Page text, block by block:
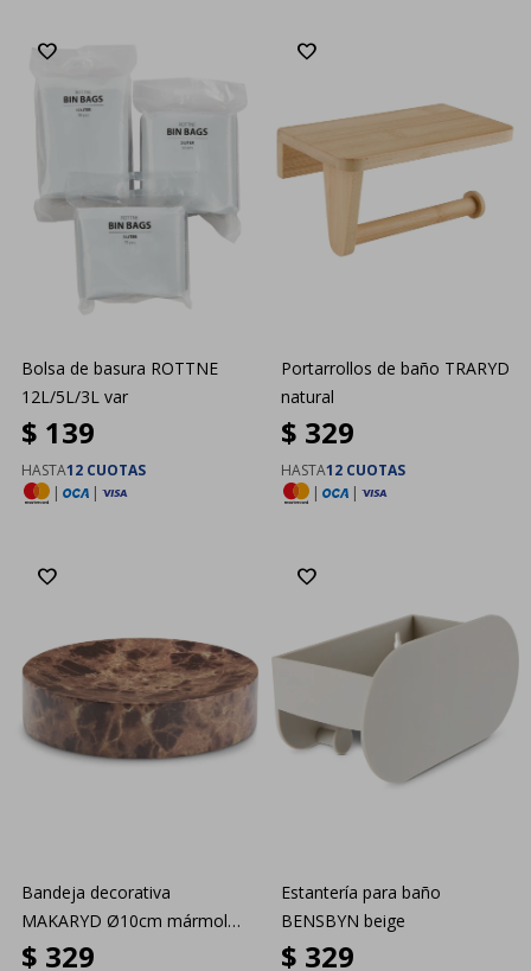
Bolsa de basura ROTTNE
12L/5L/3L var
$ 139
HASTA12 CUOTAS
|
|
Portarrollos de baño TRARYD
natural
$ 329
HASTA12 CUOTAS
|
|
Bandeja decorativa
MAKARYD Ø10cm mármol
marrón
$ 329
Estantería para baño
BENSBYN beige
$ 329